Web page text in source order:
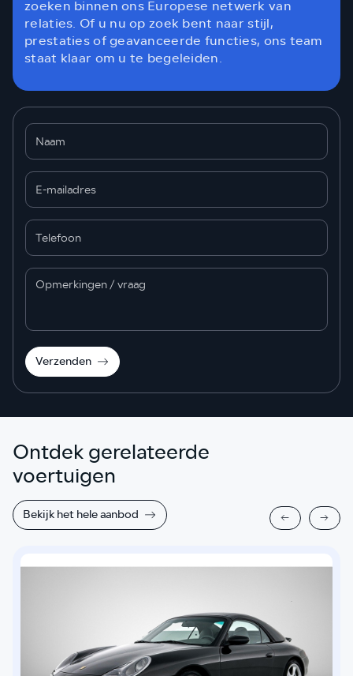
zoeken binnen ons Europese netwerk van
relaties. Of u nu op zoek bent naar stijl,
prestaties of geavanceerde functies, ons team
staat klaar om u te begeleiden.
Verzenden
Ontdek gerelateerde
voertuigen
Bekijk het hele aanbod